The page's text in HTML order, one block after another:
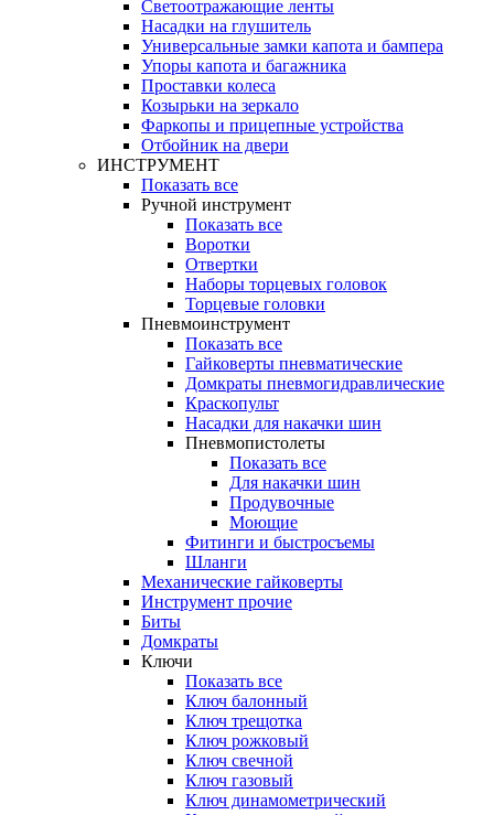
Светоотражающие ленты
Насадки на глушитель
Универсальные замки капота и бампера
Упоры капота и багажника
Проставки колеса
Козырьки на зеркало
Фаркопы и прицепные устройства
Отбойник на двери
ИНСТРУМЕНТ
Показать все
Ручной инструмент
Показать все
Воротки
Отвертки
Наборы торцевых головок
Торцевые головки
Пневмоинструмент
Показать все
Гайковерты пневматические
Домкраты пневмогидравлические
Краскопульт
Насадки для накачки шин
Пневмопистолеты
Показать все
Для накачки шин
Продувочные
Моющие
Фитинги и быстросъемы
Шланги
Механические гайковерты
Инструмент прочиe
Биты
Домкраты
Ключи
Показать все
Ключ балонный
Ключ трещотка
Ключ рожковый
Ключ свечной
Ключ газовый
Ключ динамометрический